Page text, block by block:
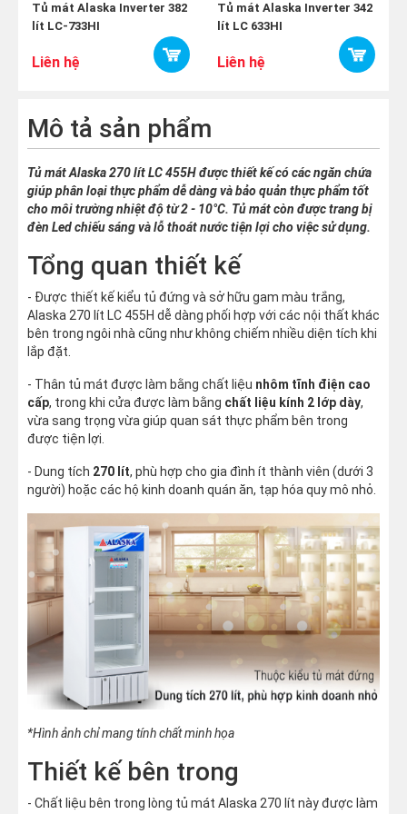
Sản xuất tại: Trung Quốc
Năm ra mắt: 2021
Tủ mát Alaska Inverter 382
lít LC-733HI
Liên hệ
Tủ mát Alaska Inverter 342
lít LC 633HI
Liên hệ
Mô tả sản phẩm
Tủ mát Alaska 270 lít LC 455H được thiết kế có các ngăn chứa
giúp phân loại thực phẩm dễ dàng và bảo quản thực phẩm tốt
cho môi trường nhiệt độ từ 2 - 10°C. Tủ mát còn được trang bị
đèn Led chiếu sáng và lỗ thoát nước tiện lợi cho việc sử dụng.
Tổng quan thiết kế
- Được thiết kế kiểu tủ đứng và sở hữu gam màu trắng,
Alaska 270 lít LC 455H dễ dàng phối hợp với các nội thất khác
bên trong ngôi nhà cũng như không chiếm nhiều diện tích khi
lắp đặt.
- Thân tủ mát được làm bằng chất liệu nhôm tĩnh điện cao
cấp, trong khi cửa được làm bằng chất liệu kính 2 lớp dày,
vừa sang trọng vừa giúp quan sát thực phẩm bên trong
được tiện lợi.
- Dung tích 270 lít, phù hợp cho gia đình ít thành viên (dưới 3
người) hoặc các hộ kinh doanh quán ăn, tạp hóa quy mô nhỏ.
*Hình ảnh chỉ mang tính chất minh họa
Thiết kế bên trong
- Chất liệu bên trong lòng tủ mát Alaska 270 lít này được làm